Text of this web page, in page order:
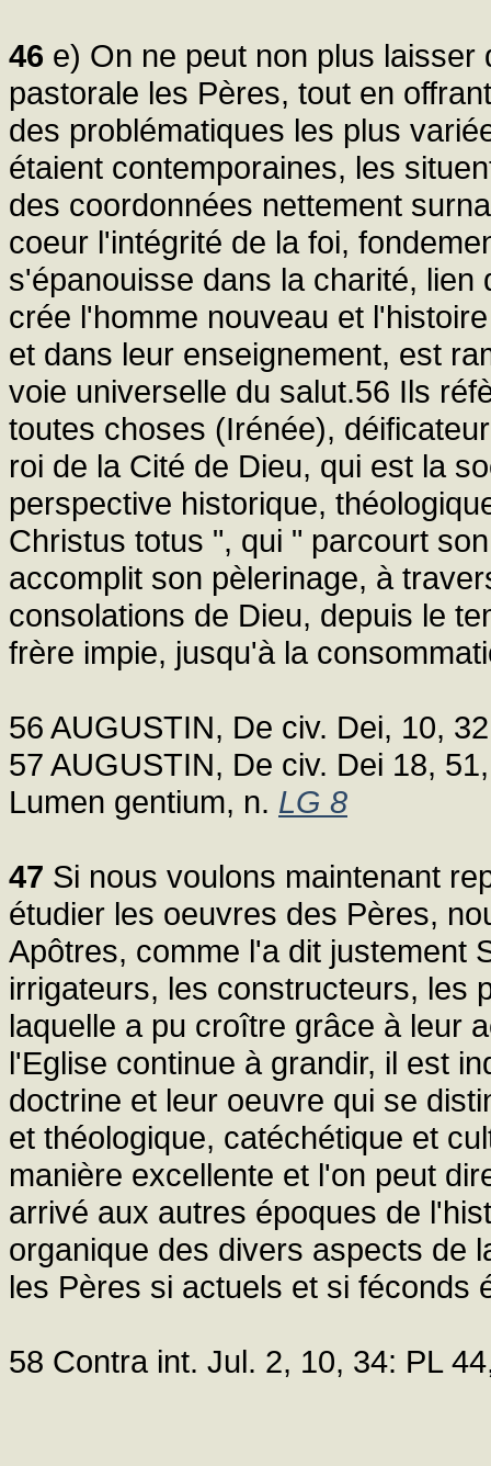
46 e) On ne peut non plus
pastorale les Pères, tout en
des problématiques les plus
étaient contemporaines, les
des coordonnées nettement
coeur l'intégrité de la foi,
s'épanouisse dans la charité,
crée l'homme nouveau et
et dans leur enseignement, est
voie universelle du salut.56 Ils
toutes choses (Irénée),
roi de la Cité de Dieu, qui est la
perspective historique,
Christus totus ", qui " parcourt
accomplit son pèlerinage, à
consolations de Dieu, depuis le
frère impie, jusqu'à la
56 AUGUSTIN, De civ. Dei, 10,
57 AUGUSTIN, De civ. Dei 18,
Lumen gentium, n. LG 8
47 Si nous voulons maintenant
étudier les oeuvres des Pères,
Apôtres, comme l'a dit justement
irrigateurs, les constructeurs, les
laquelle a pu croître grâce à leur
l'Eglise continue à grandir, il est
doctrine et leur oeuvre qui se
et théologique, catéchétique et
manière excellente et l'on peut
arrivé aux autres époques de
organique des divers aspects de
les Pères si actuels et si féconds
58 Contra int. Jul. 2, 10, 34: PL